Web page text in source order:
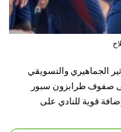
على التأثير الجماهيري والتسويقي
صفوف طرابزون سبور
قوية للنادي على